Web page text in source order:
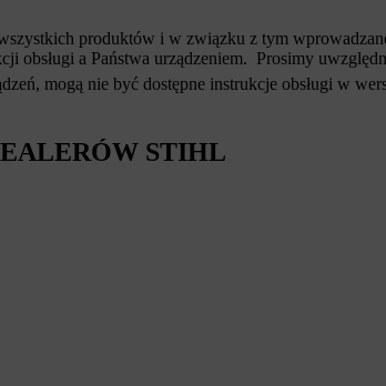
produktów i w związku z tym
obsługi a Państwa urządzeniem. Prosimy
mogą nie być dostępne instrukcje obsługi w
STIHL